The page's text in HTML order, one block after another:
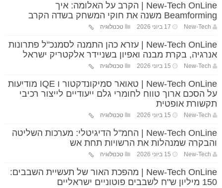
New-Tech OnLine | הקרב על האלומה: איך
Beamforming משנה את חוקי המשחק בשדה הקרב
New-Tech 17 ביוני 2026 טכנולוגיה
New-Tech OnLine | עזרא כהן התמנה לסמנכ"ל פתרונות
אנרגיה, בקרת מבנה ואפיון בשניידר אלקטריק ישראל
New-Tech 15 ביוני 2026 טכנולוגיה
New-Tech OnLine | טאואר סמיקונדקטור ו IQE מודיעות
על הסכם ארוך טווח לחומרי גלם ייעודיים לייצור רכיבי
תקשורת אופטית
New-Tech 15 ביוני 2026 טכנולוגיה
New-Tech OnLine | החמ"ל הדיגיטלי: מערכות השליטה
והבקרה שמנהלות את הרשויות תחת אש
New-Tech 15 ביוני 2026 טכנולוגיה
New-Tech OnLine | מהפכת האור של תעשיית השבבים:
150 מיליון ש"ח לשבבים פוטוניים ישראליים